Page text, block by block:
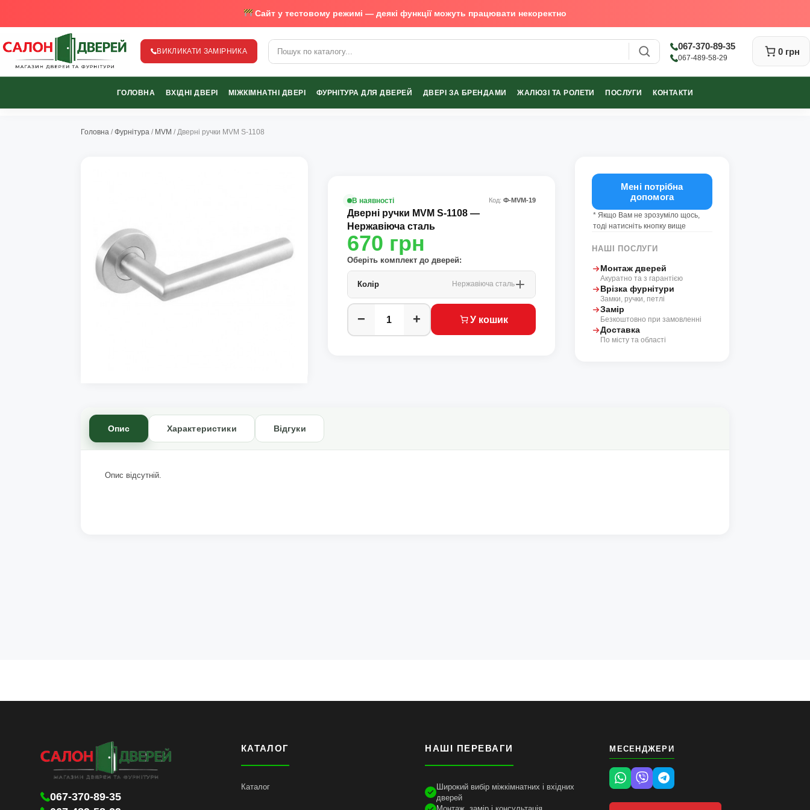
Сайт у тестовому режимі — деякі функції можуть працювати некоректно
salon-dverey.com.ua - великий каталог дверей від найкращих виробників
ВИКЛИКАТИ ЗАМІРНИКА 067-370-89-35
067-489-58-29
0 грн
067-489-58-29
ГОЛОВНА ВХІДНІ ДВЕРІ МІЖКІМНАТНІ ДВЕРІ ФУРНІТУРА ДЛЯ ДВЕРЕЙ ДВЕРІ ЗА БРЕНДАМИ ЖАЛЮЗІ ТА РОЛЕТИ ПОСЛУГИ КОНТАКТИ
Головна /Фурнітура / MVM / Дверні ручки MVM S-1108
В наявності Код: Ф-MVM-19
Дверні ручки MVM S-1108 —
Нержавіюча сталь
670 грн
Оберіть комплект до дверей:
Колір Нержавіюча сталь
− + У кошик
Мені потрібна
допомога
* Якщо Вам не зрозуміло щось,
тоді натисніть кнопку вище
НАШІ ПОСЛУГИ
Монтаж дверей
Акуратно та з гарантією
Врізка фурнітури
Замки, ручки, петлі
Замір
Безкоштовно при замовленні
Доставка
По місту та області
Опис Характеристики Відгуки
Опис відсутній.
067-370-89-35
КАТАЛОГ
Каталог
НАШІ ПЕРЕВАГИ
Широкий вибір міжкімнатних і вхідних
дверей
МЕСЕНДЖЕРИ